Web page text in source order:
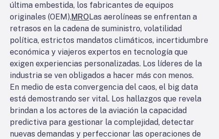
última embestida, los fabricantes de equipos
originales (OEM),MROLas aerolíneas se enfrentan a
retrasos en la cadena de suministro, volatilidad
política, estrictos mandatos climáticos, incertidumbre
económica y viajeros expertos en tecnología que
exigen experiencias personalizadas. Los líderes de la
industria se ven obligados a hacer más con menos.
En medio de esta convergencia del caos, el big data
está demostrando ser vital. Los hallazgos que revela
brindan a los actores de la aviación la capacidad
predictiva para gestionar la complejidad, detectar
nuevas demandas y perfeccionar las operaciones de